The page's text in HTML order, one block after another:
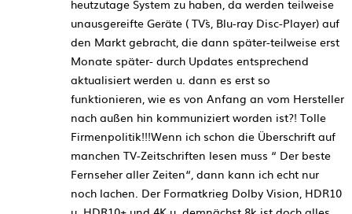
heutzutage System zu haben, da werden teilweise
unausgereifte Geräte ( TV`s, Blu-ray Disc-Player) auf
den Markt gebracht, die dann später-teilweise erst
Monate später- durch Updates entsprechend
aktualisiert werden u. dann es erst so
funktionieren, wie es von Anfang an vom Hersteller
nach außen hin kommuniziert worden ist?! Tolle
Firmenpolitik!!!Wenn ich schon die Überschrift auf
manchen TV-Zeitschriften lesen muss “ Der beste
Fernseher aller Zeiten“, dann kann ich echt nur
noch lachen. Der Formatkrieg Dolby Vision, HDR10